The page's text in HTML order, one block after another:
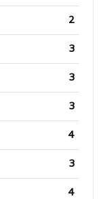
2
3
3
3
4
3
4